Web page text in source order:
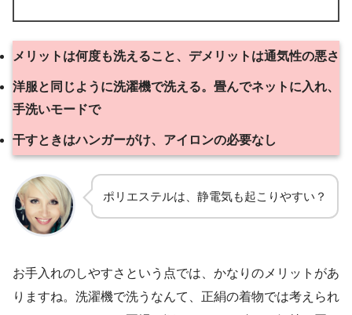
メリットは何度も洗えること、デメリットは通気性の悪さ
洋服と同じように洗濯機で洗える。畳んでネットに入れ、
手洗いモードで
干すときはハンガーがけ、アイロンの必要なし
ポリエステルは、静電気も起こりやすい？
お手入れのしやすさという点では、かなりのメリットがあ
りますね。洗濯機で洗うなんて、正絹の着物では考えられ